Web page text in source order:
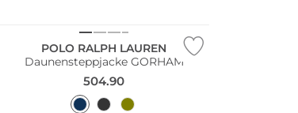
POLO RALPH LAUREN
Daunensteppjacke GORHAM
504.90